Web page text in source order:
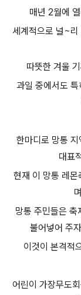
매년 2월에
세계적으로 널~리
따뜻한 겨울
과일 중에서도 특
한마디로 망통
대표
현재 이 망통 레
망통 주민들은 축
불어넣어 주
이것이 본격적
어린이 가장무도